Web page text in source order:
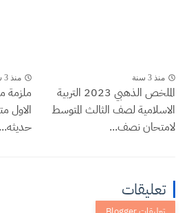
منذ 3 سنة
الملخص الذهبي 2023 التربية
الاسلامية لصف الثالث المتوسط
لامتحان نصف...
منذ 3 سنة
ملزمة
الاول
حديثه...
تعليقات